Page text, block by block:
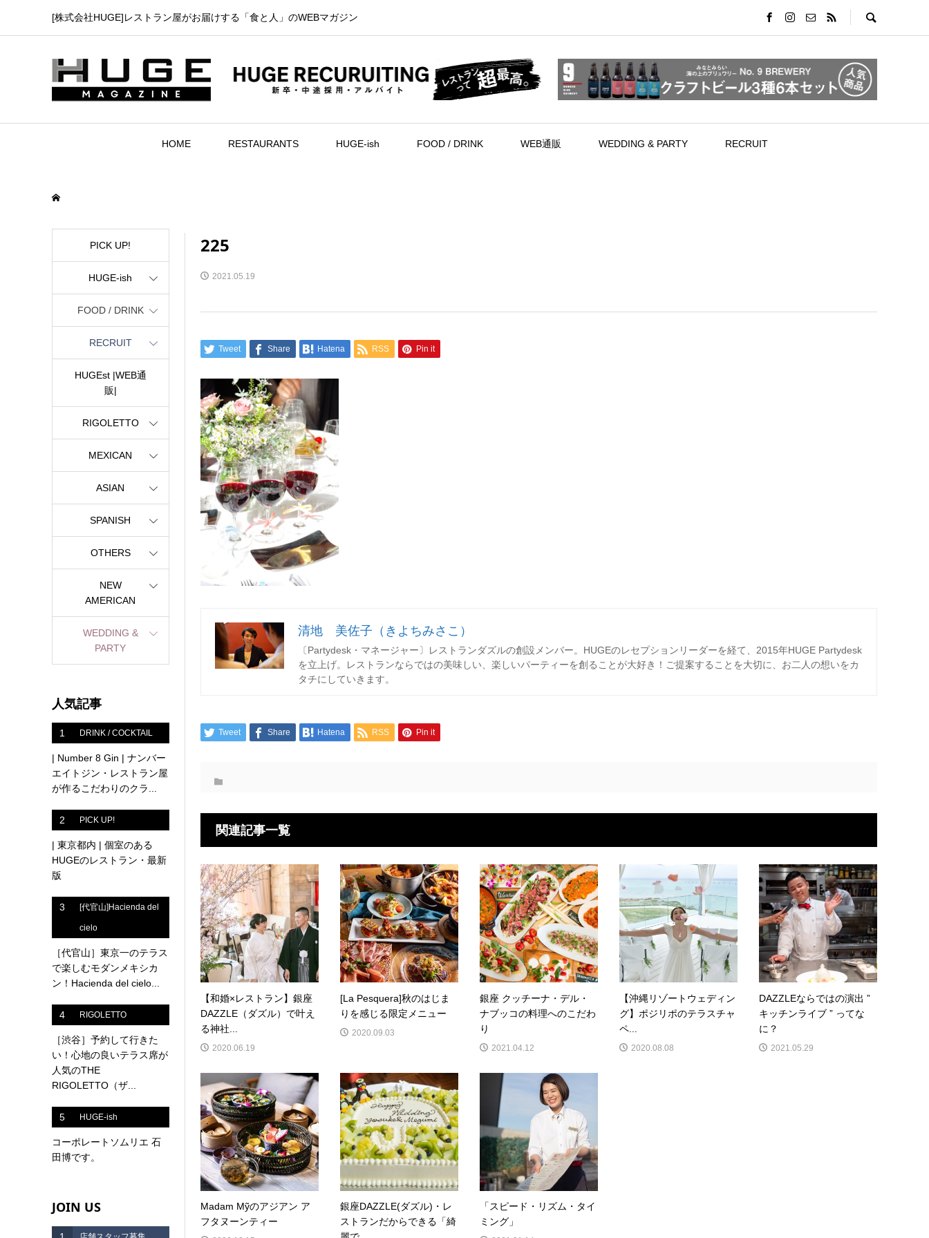
[株式会社HUGE]レストラン屋がお届けする「食と人」のWEBマガジン
HOME RESTAURANTS HUGE-ish FOOD / DRINK WEB通販 WEDDING & PARTY RECRUIT
225
2021.05.19
Tweet Share Hatena RSS Pin it
清地 美佐子（きよちみさこ）
〔Partydesk・マネージャー〕レストランダズルの創設メンバー。HUGEのレセプションリーダーを経て、2015年HUGE Partydesk
を立上げ。レストランならではの美味しい、楽しいパーティーを創ることが大好き！ご提案することを大切に、お二人の想いをカ
タチにしていきます。
Tweet Share Hatena RSS Pin it
関連記事一覧
【和婚×レストラン】銀座
DAZZLE（ダズル）で叶え
る神社...
2020.06.19
[La Pesquera]秋のはじま
りを感じる限定メニュー
2020.09.03
銀座 クッチーナ・デル・
ナブッコの料理へのこだわ
り
2021.04.12
【沖縄リゾートウェディン
グ】ポジリポのテラスチャ
ペ...
2020.08.08
DAZZLEならではの演出 ”
キッチンライブ ” ってな
に？
2021.05.29
Madam Mỹのアジアン ア
フタヌーンティー
銀座DAZZLE(ダズル)・レ
ストランだからできる「綺
「スピード・リズム・タイ
ミング」
PICK UP!
HUGE-ish
FOOD / DRINK
RECRUIT
HUGEst |WEB通
販|
RIGOLETTO
MEXICAN
ASIAN
SPANISH
OTHERS
NEW
AMERICAN
WEDDING &
PARTY
人気記事
1 DRINK / COCKTAIL
| Number 8 Gin | ナンバー
エイトジン・レストラン屋
が作るこだわりのクラ...
2 PICK UP!
| 東京都内 | 個室のある
HUGEのレストラン・最新
版
3 [代官山]Hacienda del
cielo
［代官山］東京一のテラス
で楽しむモダンメキシカ
ン！Hacienda del cielo...
4 RIGOLETTO
［渋谷］予約して行きた
い！心地の良いテラス席が
人気のTHE
RIGOLETTO（ザ...
5 HUGE-ish
コーポレートソムリエ 石
田博です。
JOIN US